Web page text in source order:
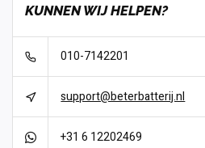
KUNNEN WIJ HELPEN?
010-7142201
support@beterbatterij.nl
+31 6 12202469